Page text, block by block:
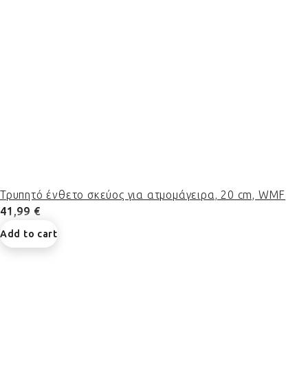
Τρυπητό ένθετο σκεύος για ατμομάγειρα, 20 cm, WMF
41,99 €
Add to cart